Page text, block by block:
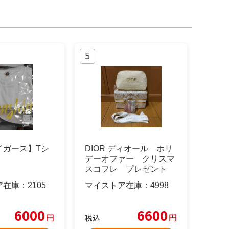
ガース】Tシ
庫： 2105
6000円
DIOR ディオール ホリ
デーオファー クリスマ
スコフレ プレゼント
マイストア在庫： 4998
税込 6600円